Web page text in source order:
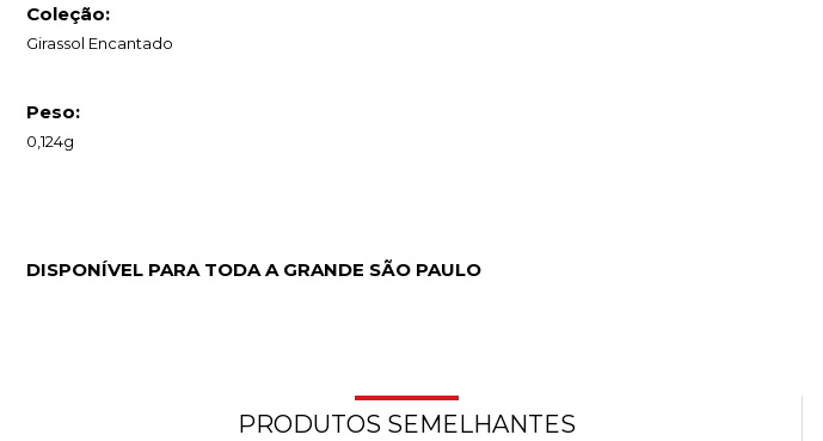
Coleção:
Girassol Encantado
Peso:
0,124g
DISPONÍVEL PARA TODA A GRANDE SÃO PAULO
PRODUTOS SEMELHANTES